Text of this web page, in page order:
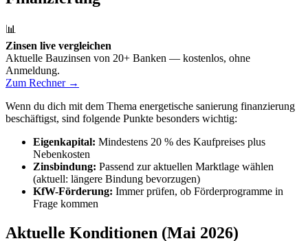
📊
Zinsen live vergleichen
Aktuelle Bauzinsen von 20+ Banken — kostenlos, ohne
Anmeldung.
Zum Rechner →
Wenn du dich mit dem Thema energetische sanierung finanzierung
beschäftigst, sind folgende Punkte besonders wichtig:
Eigenkapital: Mindestens 20 % des Kaufpreises plus
Nebenkosten
Zinsbindung: Passend zur aktuellen Marktlage wählen
(aktuell: längere Bindung bevorzugen)
KfW-Förderung: Immer prüfen, ob Förderprogramme in
Frage kommen
Aktuelle Konditionen (Mai 2026)